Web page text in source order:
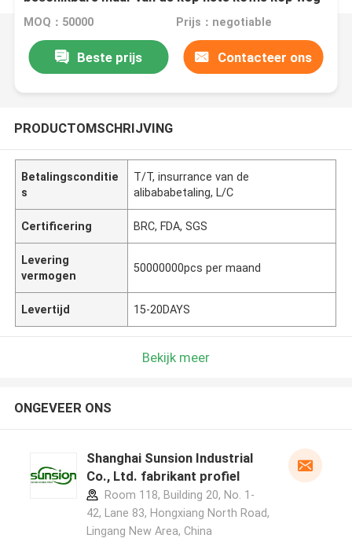
MOQ：50000 Prijs：negotiable
Beste prijs Contacteer ons
PRODUCTOMSCHRIJVING
Betalingsconditie
s
T/T, insurrance van de
alibababetaling, L/C
Certificering BRC, FDA, SGS
Levering
vermogen
50000000pcs per maand
Levertijd 15-20DAYS
Bekijk meer
ONGEVEER ONS
Shanghai Sunsion Industrial
Co., Ltd. fabrikant profiel
Room 118, Building 20, No. 1-
42, Lane 83, Hongxiang North Road,
Lingang New Area, China